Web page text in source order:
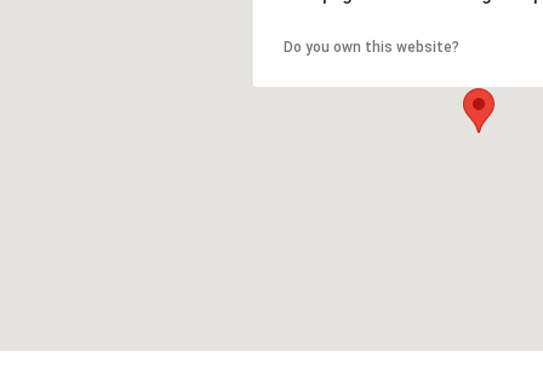
Do you own this website?